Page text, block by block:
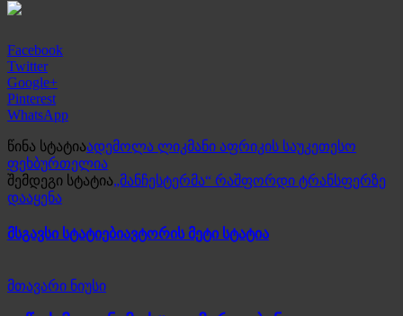
Facebook
Twitter
Google+
Pinterest
WhatsApp
წინა სტატიაადემოლა ლიკმანი აფრიკის საუკეთესო
ფეხბურთელია
შემდეგი სტატია„მანჩესტერმა“ რაშფორდი ტრანსფერზე
დააყენა
მსგავსი სტატიებიავტორის მეტი სტატია
მთავარი ნიუსი